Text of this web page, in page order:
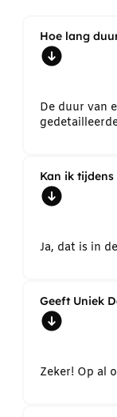
Hoe lang
De duur van
Kan ik
Ja, dat is in
Geeft Uniek
Zeker! Op al